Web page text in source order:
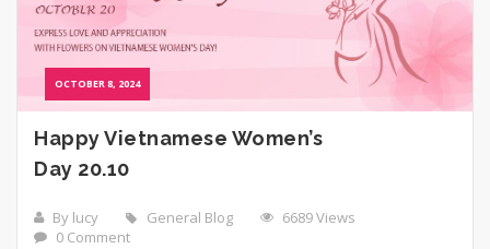
OCTOBER 8, 2024
Happy Vietnamese Women’s
Day 20.10
By lucy General Blog
6689 Views
0 Comment